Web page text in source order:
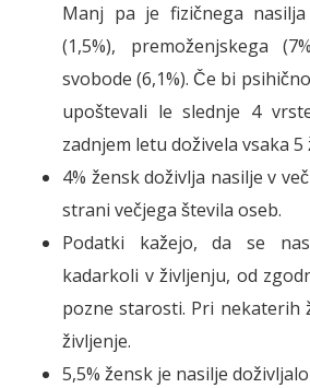
Manj pa je fizičnega nasilja
(1,5%), premoženjskega
svobode (6,1%). Če bi
upoštevali le slednje 4
zadnjem letu doživela vsaka 5
4% žensk doživlja nasilje v
strani večjega števila oseb.
Podatki kažejo, da se
kadarkoli v življenju, od
pozne starosti. Pri nekaterih
življenje.
5,5% žensk je nasilje